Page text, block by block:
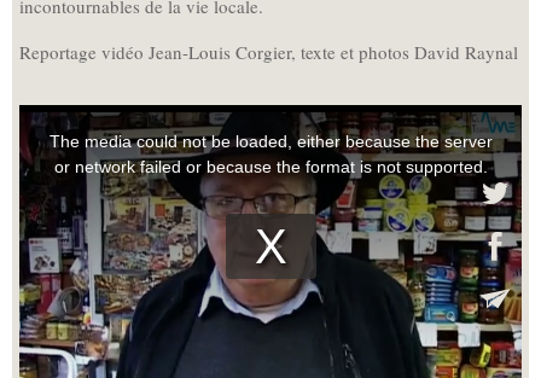
incontournables de la vie locale.
Reportage vidéo Jean-Louis Corgier, texte et photos David Raynal